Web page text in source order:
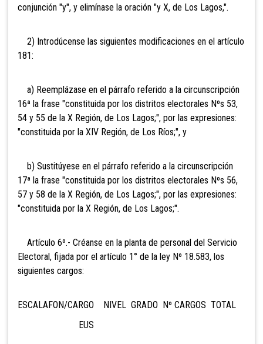
conjunción "y", y elimínase la oración "y X, de Los Lagos,".
2) Introdúcense las siguientes modificaciones en el artículo
181:
a) Reemplázase en el párrafo referido a la circunscripción
16ª la frase "constituida por los distritos electorales Nºs 53,
54 y 55 de la X Región, de Los Lagos;", por las expresiones:
"constituida por la XIV Región, de Los Ríos;", y
b) Sustitúyese en el párrafo referido a la circunscripción
17ª la frase "constituida por los distritos electorales Nºs 56,
57 y 58 de la X Región, de Los Lagos;", por las expresiones:
"constituida por la X Región, de Los Lagos;".
Artículo 6º.- Créanse en la planta de personal del Servicio
Electoral, fijada por el artículo 1° de la ley Nº 18.583, los
siguientes cargos:
ESCALAFON/CARGO NIVEL GRADO Nº CARGOS TOTAL
EUS